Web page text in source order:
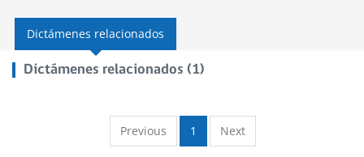
Dictámenes relacionados
Dictámenes relacionados (1)
Previous 1 Next